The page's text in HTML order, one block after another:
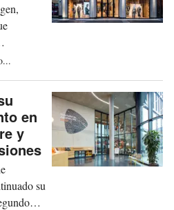
de
en
y
su